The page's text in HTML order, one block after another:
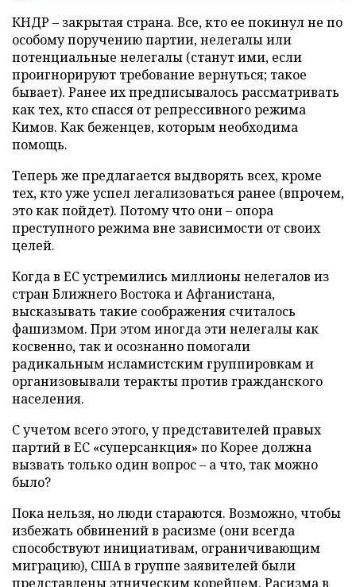
КНДР – закрытая страна. Все, кто ее покинул не по
особому поручению партии, нелегалы или
потенциальные нелегалы (станут ими, если
проигнорируют требование вернуться; такое
бывает). Ранее их предписывалось рассматривать
как тех, кто спасся от репрессивного режима
Кимов. Как беженцев, которым необходима
помощь.
Теперь же предлагается выдворять всех, кроме
тех, кто уже успел легализоваться ранее (впрочем,
это как пойдет). Потому что они – опора
преступного режима вне зависимости от своих
целей.
Когда в ЕС устремились миллионы нелегалов из
стран Ближнего Востока и Афганистана,
высказывать такие соображения считалось
фашизмом. При этом иногда эти нелегалы как
косвенно, так и осознанно помогали
радикальным исламистским группировкам и
организовывали теракты против гражданского
населения.
С учетом всего этого, у представителей правых
партий в ЕС «суперсанкция» по Корее должна
вызвать только один вопрос – а что, так можно
было?
Пока нельзя, но люди стараются. Возможно, чтобы
избежать обвинений в расизме (они всегда
способствуют инициативам, ограничивающим
миграцию), США в группе заявителей были
представлены этническим корейцем. Расизма в